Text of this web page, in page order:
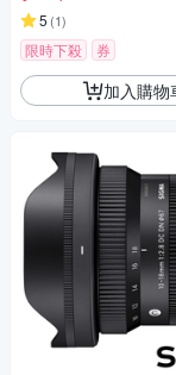
5 (1)
限時下殺 券
加入購物